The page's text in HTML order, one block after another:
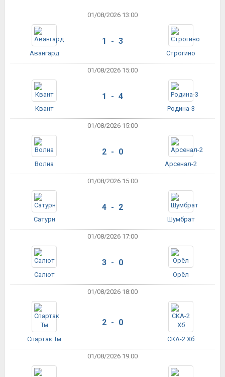
01/08/2026 13:00
Авангард
1 - 3
Строгино
01/08/2026 15:00
Квант
1 - 4
Родина-3
01/08/2026 15:00
Волна
2 - 0
Арсенал-2
01/08/2026 15:00
Сатурн
4 - 2
Шумбрат
01/08/2026 17:00
Салют
3 - 0
Орёл
01/08/2026 18:00
Спартак Тм
2 - 0
СКА-2 Хб
01/08/2026 19:00